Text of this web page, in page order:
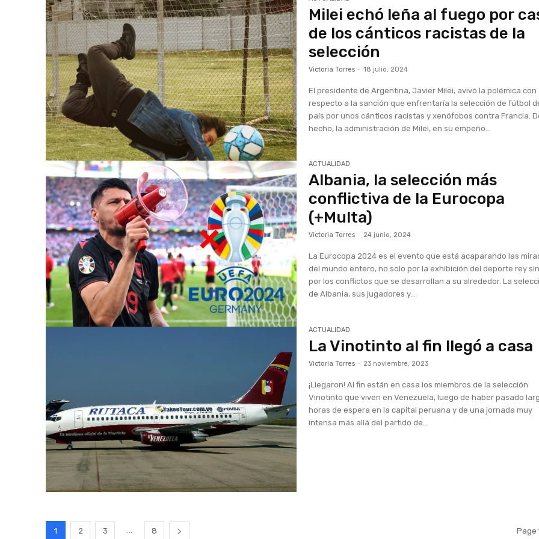
Milei echó leña al fuego por
de los cánticos racistas de la
selección
Victoria Torres - 18 julio, 2024
El presidente de Argentina, Javier Milei, avivó la polémica con
respecto a la sanción que enfrentaría la selección de fútbol
país por unos cánticos racistas y xenófobos contra Francia.
hecho, la administración de Milei, en su empeño...
ACTUALIDAD
Albania, la selección más
conflictiva de la Eurocopa
(+Multa)
Victoria Torres - 24 junio, 2024
La Eurocopa 2024 es el evento que está acaparando las
del mundo entero, no solo por la exhibición del deporte rey
por los conflictos que se desarrollan a su alrededor. La
de Albania, sus jugadores y...
ACTUALIDAD
La Vinotinto al fin llegó a casa
Victoria Torres - 23 noviembre, 2023
¡Llegaron! Al fin están en casa los miembros de la selección
Vinotinto que viven en Venezuela, luego de haber pasado
horas de espera en la capital peruana y de una jornada muy
intensa más allá del partido de...
1 2 3 ... 8 Page